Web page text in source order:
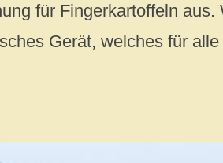
für Fingerkartoffeln
Gerät, welches für